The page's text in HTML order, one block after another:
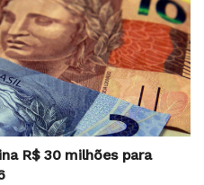
R$ 30 milhões para